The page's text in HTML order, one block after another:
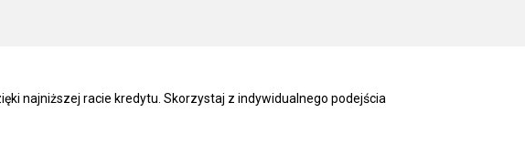
najniższej racie kredytu. Skorzystaj z indywidualnego podejścia